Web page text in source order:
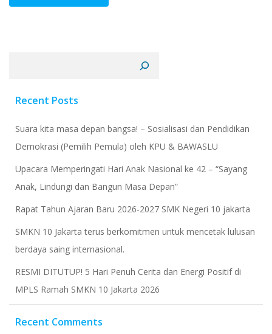
Recent Posts
Suara kita masa depan bangsa! – Sosialisasi dan Pendidikan
Demokrasi (Pemilih Pemula) oleh KPU & BAWASLU
Upacara Memperingati Hari Anak Nasional ke 42 – “Sayang
Anak, Lindungi dan Bangun Masa Depan”
Rapat Tahun Ajaran Baru 2026-2027 SMK Negeri 10 jakarta
​SMKN 10 Jakarta terus berkomitmen untuk mencetak lulusan
berdaya saing internasional.
RESMI DITUTUP! 5 Hari Penuh Cerita dan Energi Positif di
MPLS Ramah SMKN 10 Jakarta 2026
Recent Comments